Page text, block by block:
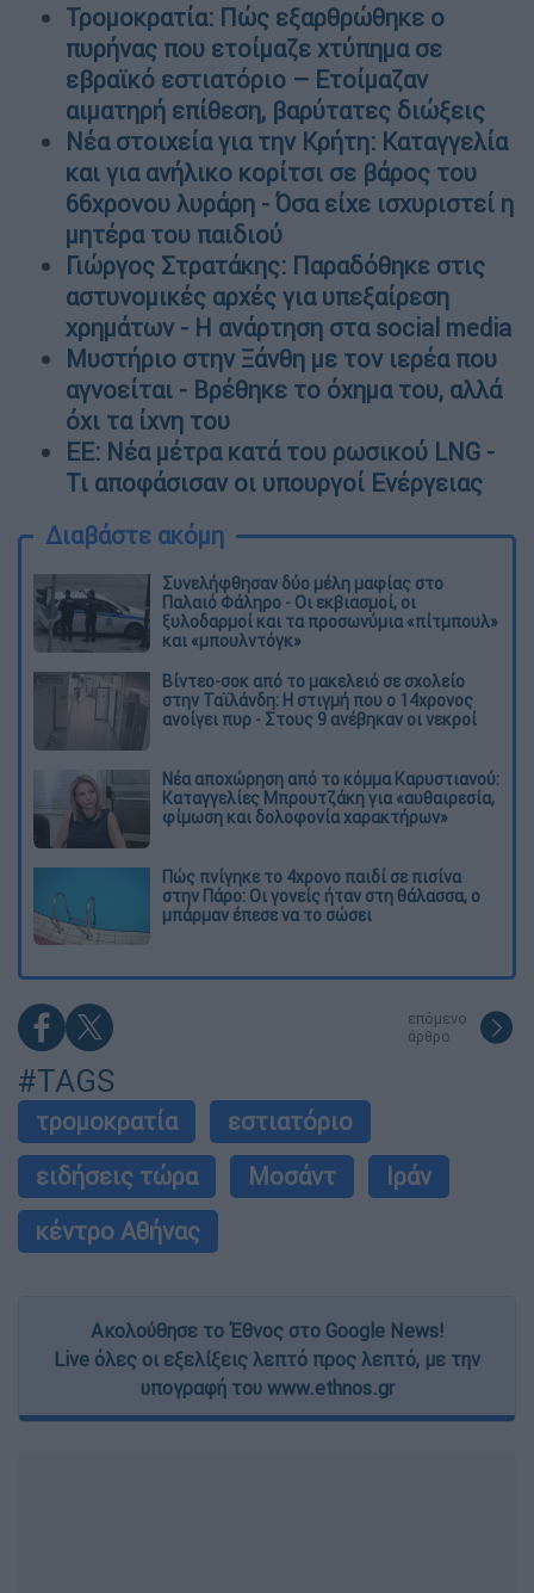
Τρομοκρατία: Πώς εξαρθρώθηκε ο
πυρήνας που ετοίμαζε χτύπημα σε
εβραϊκό εστιατόριο – Ετοίμαζαν
αιματηρή επίθεση, βαρύτατες διώξεις
Νέα στοιχεία για την Κρήτη: Καταγγελία
και για ανήλικο κορίτσι σε βάρος του
66χρονου λυράρη - Όσα είχε ισχυριστεί η
μητέρα του παιδιού
Γιώργος Στρατάκης: Παραδόθηκε στις
αστυνομικές αρχές για υπεξαίρεση
χρημάτων - Η ανάρτηση στα social media
Μυστήριο στην Ξάνθη με τον ιερέα που
αγνοείται - Βρέθηκε το όχημα του, αλλά
όχι τα ίχνη του
EE: Νέα μέτρα κατά του ρωσικού LNG -
Τι αποφάσισαν οι υπουργοί Ενέργειας
Διαβάστε ακόμη
Συνελήφθησαν δύο μέλη μαφίας στο
Παλαιό Φάληρο - Οι εκβιασμοί, οι
ξυλοδαρμοί και τα προσωνύμια «πίτμπουλ»
και «μπουλντόγκ»
Βίντεο-σοκ από το μακελειό σε σχολείο
στην Ταϊλάνδη: Η στιγμή που ο 14χρονος
ανοίγει πυρ - Στους 9 ανέβηκαν οι νεκροί
Νέα αποχώρηση από το κόμμα Καρυστιανού:
Καταγγελίες Μπρουτζάκη για «αυθαιρεσία,
φίμωση και δολοφονία χαρακτήρων»
Πώς πνίγηκε το 4χρονο παιδί σε πισίνα
στην Πάρο: Οι γονείς ήταν στη θάλασσα, ο
μπάρμαν έπεσε να το σώσει
επόμενο
άρθρο
#TAGS
τρομοκρατία
εστιατόριο
ειδήσεις τώρα
Μοσάντ
Ιράν
κέντρο Αθήνας
Ακολούθησε το Έθνος στο Google News!
Live όλες οι εξελίξεις λεπτό προς λεπτό, με την
υπογραφή του www.ethnos.gr